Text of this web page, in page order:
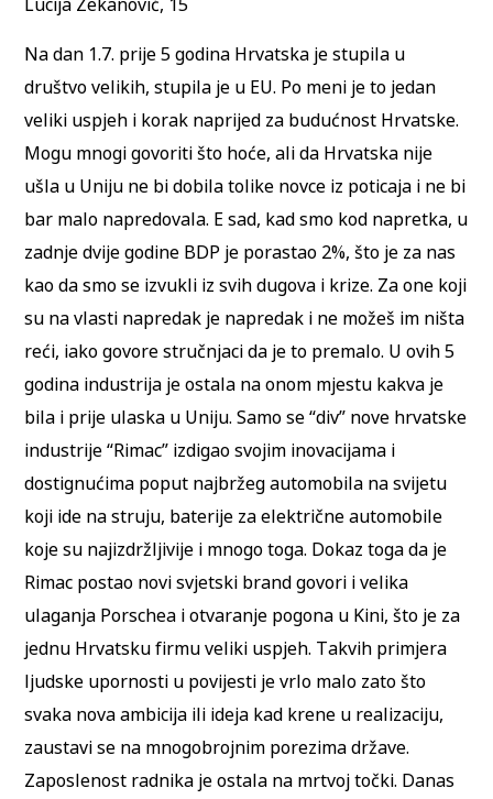
Na dan 1.7. prije 5 godina Hrvatska je stupila u
društvo velikih, stupila je u EU. Po meni je to jedan
veliki uspjeh i korak naprijed za budućnost Hrvatske.
Mogu mnogi govoriti što hoće, ali da Hrvatska nije
ušla u Uniju ne bi dobila tolike novce iz poticaja i ne bi
bar malo napredovala. E sad, kad smo kod napretka, u
zadnje dvije godine BDP je porastao 2%, što je za nas
kao da smo se izvukli iz svih dugova i krize. Za one koji
su na vlasti napredak je napredak i ne možeš im ništa
reći, iako govore stručnjaci da je to premalo. U ovih 5
godina industrija je ostala na onom mjestu kakva je
bila i prije ulaska u Uniju. Samo se “div” nove hrvatske
industrije “Rimac” izdigao svojim inovacijama i
dostignućima poput najbržeg automobila na svijetu
koji ide na struju, baterije za električne automobile
koje su najizdržljivije i mnogo toga. Dokaz toga da je
Rimac postao novi svjetski brand govori i velika
ulaganja Porschea i otvaranje pogona u Kini, što je za
jednu Hrvatsku firmu veliki uspjeh. Takvih primjera
ljudske upornosti u povijesti je vrlo malo zato što
svaka nova ambicija ili ideja kad krene u realizaciju,
zaustavi se na mnogobrojnim porezima države.
Zaposlenost radnika je ostala na mrtvoj točki. Danas